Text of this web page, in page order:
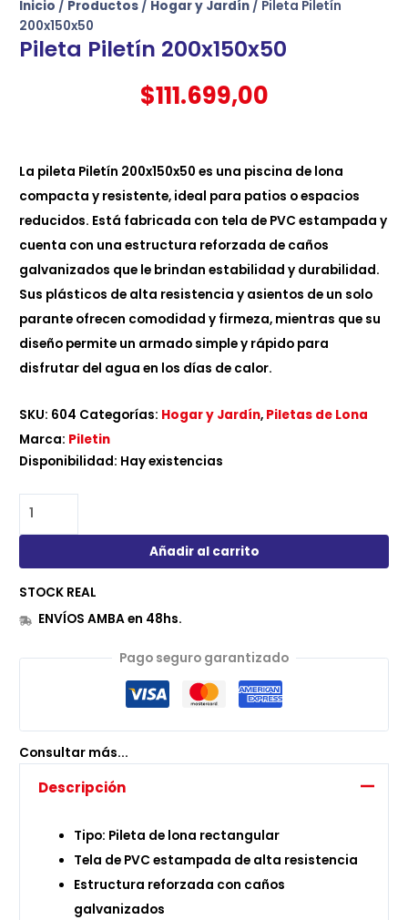
Inicio / Productos / Hogar y Jardín / Pileta Piletín
200x150x50
Pileta Piletín 200x150x50
$111.699,00
La pileta Piletín 200x150x50 es una piscina de lona
compacta y resistente, ideal para patios o espacios
reducidos. Está fabricada con tela de PVC estampada y
cuenta con una estructura reforzada de caños
galvanizados que le brindan estabilidad y durabilidad.
Sus plásticos de alta resistencia y asientos de un solo
parante ofrecen comodidad y firmeza, mientras que su
diseño permite un armado simple y rápido para
disfrutar del agua en los días de calor.
SKU: 604 Categorías: Hogar y Jardín, Piletas de Lona
Marca: Piletin
Disponibilidad: Hay existencias
Añadir al carrito
STOCK REAL
ENVÍOS AMBA en 48hs.
Pago seguro garantizado
Consultar más...
Descripción
Tipo: Pileta de lona rectangular
Tela de PVC estampada de alta resistencia
Estructura reforzada con caños
galvanizados